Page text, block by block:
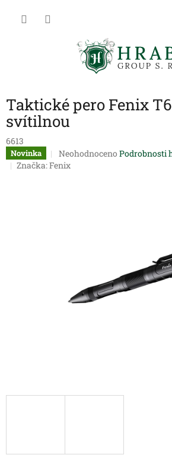
Taktické pero Fenix
svítilnou
6613
Novinka
Průměrné
hodnocení
Neohodnoceno Podrobnosti
Značka:Fenix